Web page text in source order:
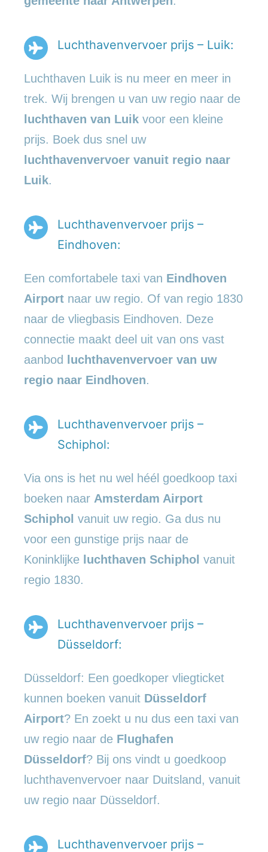
Luchthavenvervoer prijs – Luik:
Luchthaven Luik is nu meer en meer in
trek. Wij brengen u van uw regio naar de
luchthaven van Luik voor een kleine
prijs. Boek dus snel uw
luchthavenvervoer vanuit regio naar
Luik.
Luchthavenvervoer prijs –
Eindhoven:
Een comfortabele taxi van Eindhoven
Airport naar uw regio. Of van regio 1830
naar de vliegbasis Eindhoven. Deze
connectie maakt deel uit van ons vast
aanbod
luchthavenvervoer van uw
regio naar Eindhoven.
Luchthavenvervoer prijs –
Schiphol:
Via ons is het nu wel héél goedkoop taxi
boeken naar Amsterdam Airport
Schiphol vanuit uw regio. Ga dus nu
voor een gunstige prijs naar de
Koninklijke luchthaven Schiphol vanuit
regio 1830.
Luchthavenvervoer prijs –
Düsseldorf:
Düsseldorf: Een goedkoper vliegticket
kunnen boeken vanuit Düsseldorf
Airport? En zoekt u nu dus een taxi van
uw regio naar de Flughafen
Düsseldorf? Bij ons vindt u goedkoop
luchthavenvervoer naar Duitsland, vanuit
uw regio naar Düsseldorf.
Luchthavenvervoer prijs –